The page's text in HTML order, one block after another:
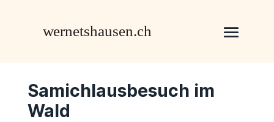
Samichlausbesuch im
Wald